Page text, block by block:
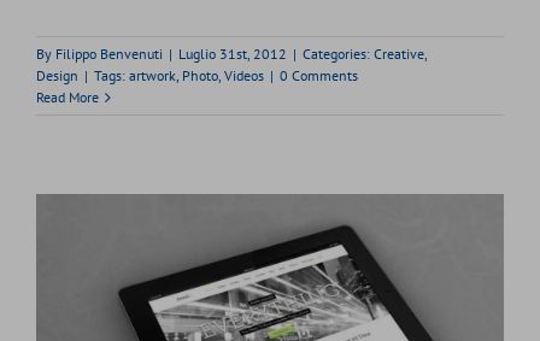
By Filippo Benvenuti | Luglio 31st, 2012 | Categories: Creative,
Design | Tags: artwork, Photo, Videos | 0 Comments
Read More